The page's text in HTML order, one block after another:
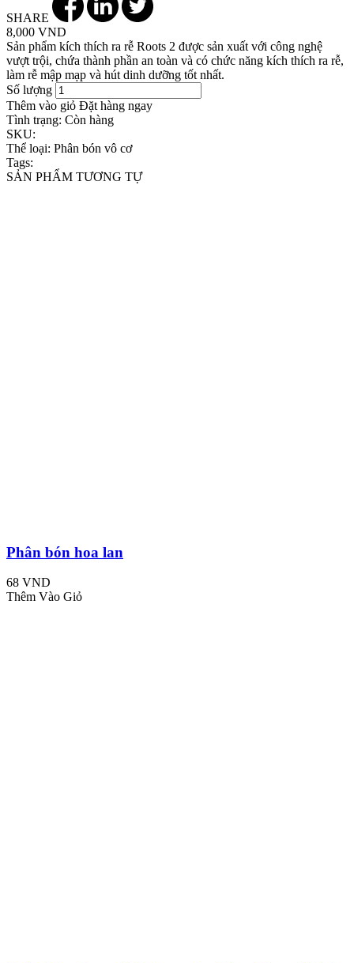
SHARE
8,000 VND
Sản phẩm kích thích ra rễ Roots 2 được sản xuất với công nghệ
vượt trội, chứa thành phần an toàn và có chức năng kích thích ra rễ,
làm rễ mập mạp và hút dinh dưỡng tốt nhất.
Số lượng
Thêm vào giỏ Đặt hàng ngay
Tình trạng: Còn hàng
SKU:
Thể loại: Phân bón vô cơ
Tags:
SẢN PHẨM TƯƠNG TỰ
Phân bón hoa lan
68 VND
Thêm Vào Giỏ